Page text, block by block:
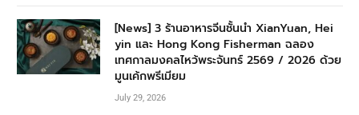
[News] 3 ร้านอาหารจีนชั้นนำ XianYuan, Hei
yin และ Hong Kong Fisherman ฉลอง
เทศกาลมงคลไหว้พระจันทร์ 2569 / 2026 ด้วย
มูนเค้กพรีเมียม
July 29, 2026